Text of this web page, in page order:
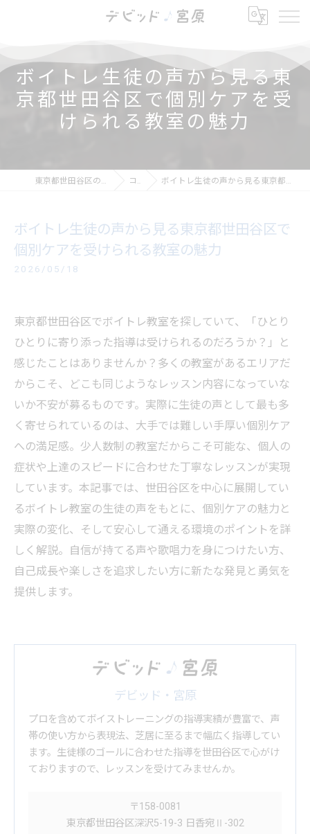
ボイトレ生徒の声から見る東
京都世田谷区で個別ケアを受
けられる教室の魅力
東京都世田谷区の芝居ならデビッド・宮原 コラム ボイトレ生徒の声から見る東京都世田谷区で個別ケアを受けられる教室の魅力
ボイトレ生徒の声から見る東京都世田谷区で
個別ケアを受けられる教室の魅力
2026/05/18
東京都世田谷区でボイトレ教室を探していて、「ひとり
ひとりに寄り添った指導は受けられるのだろうか？」と
感じたことはありませんか？多くの教室があるエリアだ
からこそ、どこも同じようなレッスン内容になっていな
いか不安が募るものです。実際に生徒の声として最も多
く寄せられているのは、大手では難しい手厚い個別ケア
への満足感。少人数制の教室だからこそ可能な、個人の
症状や上達のスピードに合わせた丁寧なレッスンが実現
しています。本記事では、世田谷区を中心に展開してい
るボイトレ教室の生徒の声をもとに、個別ケアの魅力と
実際の変化、そして安心して通える環境のポイントを詳
しく解説。自信が持てる声や歌唱力を身につけたい方、
自己成長や楽しさを追求したい方に新たな発見と勇気を
提供します。
デビッド・宮原
プロを含めてボイストレーニングの指導実績が豊富で、声
帯の使い方から表現法、芝居に至るまで幅広く指導してい
ます。生徒様のゴールに合わせた指導を世田谷区で心がけ
ておりますので、レッスンを受けてみませんか。
〒158-0081
東京都世田谷区深沢5-19-3 日香宛Ⅱ-302